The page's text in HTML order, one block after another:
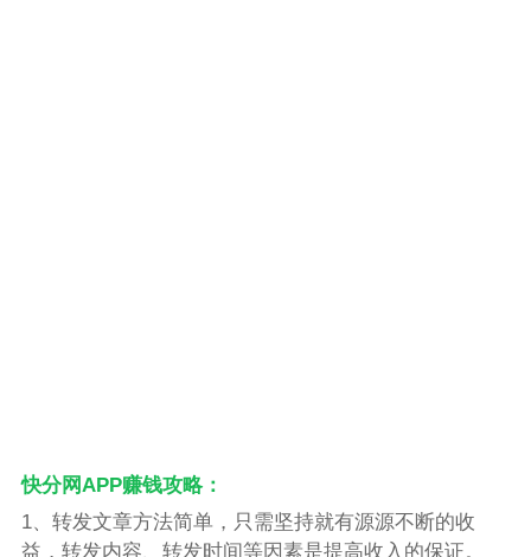
快分网APP赚钱攻略：
1、转发文章方法简单，只需坚持就有源源不断的收
益，转发内容、转发时间等因素是提高收入的保证。